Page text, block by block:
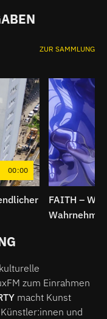
ZUR SAMMLUNG
00:00
FAITH –
zum Einrahmen
macht Kunst
und